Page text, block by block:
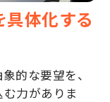
具体化する
的な要望を、
力がありま